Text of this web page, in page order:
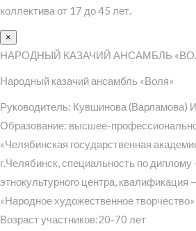
коллектива от 17 до 45 лет.
×
НАРОДНЫЙ КАЗАЧИЙ АНСАМБЛЬ
Народный казачий ансамбль «Воля»
Руководитель: Кувшинова (Варламова)
Образование: высшее-
«Челябинская государственная
г.Челябинск, специальность по
этнокультурного центра, квалификация
«Народное художественное творчество»
Возраст участников:20-70 лет